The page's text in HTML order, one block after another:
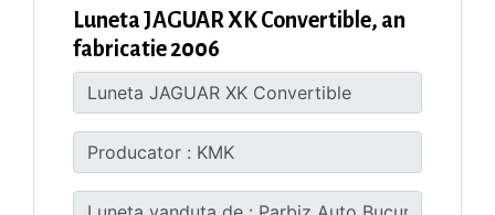
Luneta JAGUAR XK Convertible, an
fabricatie 2006